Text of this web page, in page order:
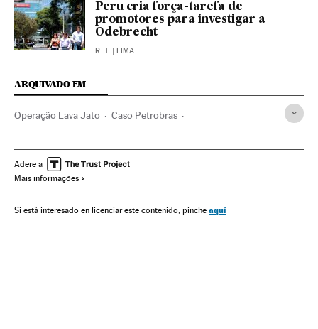
Peru cria força-tarefa de
promotores para investigar a
Odebrecht
R. T. | LIMA
ARQUIVADO EM
Operação Lava Jato Caso Petrobras
Lavagem dinheiro Petrobras
Escândalos políticos
Financiamento partidos Partidos políticos Polícia
Adere a
Mais informações
Si está interesado en licenciar este contenido, pinche aquí